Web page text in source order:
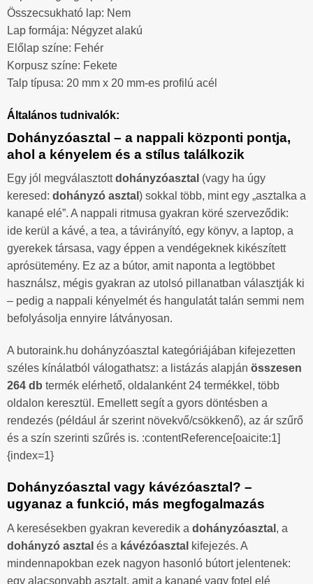
Összecsukható lap: Nem
Lap formája: Négyzet alakú
Előlap színe: Fehér
Korpusz színe: Fekete
Talp típusa: 20 mm x 20 mm-es profilú acél
Általános tudnivalók:
Dohányzóasztal – a nappali központi pontja,
ahol a kényelem és a stílus találkozik
Egy jól megválasztottdohányzóasztal (vagy ha úgy
keresed: dohányzó asztal ) sokkal több, mint egy „asztalka a
kanapé elé”. A nappali ritmusa gyakran köré szerveződik:
ide kerül a kávé, a tea, a távirányító, egy könyv, a laptop, a
gyerekek társasa, vagy éppen a vendégeknek kikészített
aprósütemény. Ez az a bútor, amit naponta a legtöbbet
használsz, mégis gyakran az utolsó pillanatban választják ki
– pedig a nappali kényelmét és hangulatát talán semmi nem
befolyásolja ennyire látványosan.
A butoraink.hu dohányzóasztal kategóriájában kifejezetten
széles kínálatból válogathatsz: a listázás alapján összesen
264 db termék elérhető, oldalanként 24 termékkel, több
oldalon keresztül. Emellett segít a gyors döntésben a
rendezés (például ár szerint növekvő/csökkenő), az ár szűrő
és a szín szerinti szűrés is. :contentReference[oaicite:1]
{index=1}
Dohányzóasztal vagy kávézóasztal? –
ugyanaz a funkció, más megfogalmazás
A keresésekben gyakran keveredik a dohányzóasztal , a
dohányzó asztal és a kávézóasztal kifejezés. A
mindennapokban ezek nagyon hasonló bútort jelentenek:
egy alacsonyabb asztalt, amit a kanapé vagy fotel elé